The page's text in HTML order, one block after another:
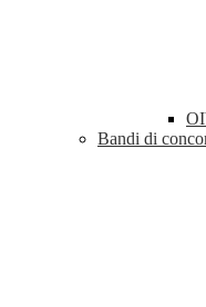
Bandi di